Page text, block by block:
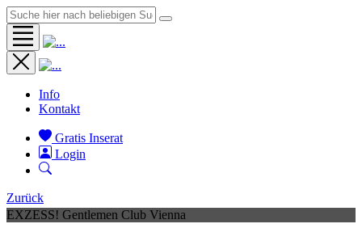
Info
Kontakt
Gratis Inserat
Login
Zurück
EXZESS! Gentlemen Club Vienna